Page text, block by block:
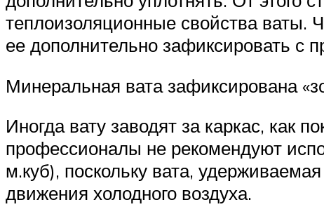
теплоизоляционные свойства ваты.
ее дополнительно зафиксировать с
Минеральная вата зафиксирована
Иногда вату заводят за каркас, как
профессионалы не рекомендуют
м.куб), поскольку вата,
движения холодного воздуха.